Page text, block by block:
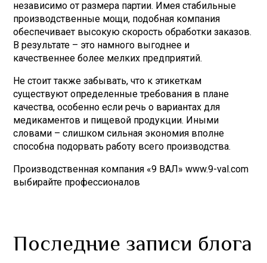
независимо от размера партии. Имея стабильные
производственные мощи, подобная компания
обеспечивает высокую скорость обработки заказов.
В результате – это намного выгоднее и
качественнее более мелких предприятий.
Не стоит также забывать, что к этикеткам
существуют определенные требования в плане
качества, особенно если речь о вариантах для
медикаментов и пищевой продукции. Иными
словами – слишком сильная экономия вполне
способна подорвать работу всего производства.
Производственная компания «9 ВАЛ» www.9-val.com
выбирайте профессионалов
Последние записи блога